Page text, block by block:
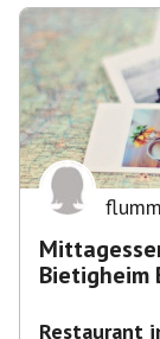
Bietigheim
Restaurant